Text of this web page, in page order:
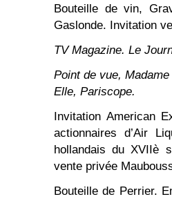
Bouteille de vin,
Gaslonde. Invitation
TV Magazine. Le
Point de vue,
Elle, Pariscope.
Invitation American
actionnaires d’Air
hollandais du XVIIè
vente privée
Bouteille de Perrier.